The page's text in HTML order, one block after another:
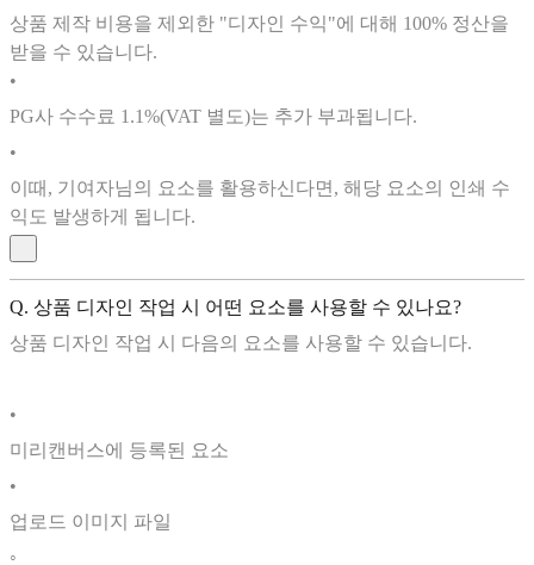
상품 제작 비용을 제외한 "디자인 수익"에 대해 100% 정산을
받을 수 있습니다.
•
PG사 수수료 1.1%(VAT 별도)는 추가 부과됩니다.
•
이때, 기여자님의 요소를 활용하신다면, 해당 요소의 인쇄 수
익도 발생하게 됩니다.
Q. 상품 디자인 작업 시 어떤 요소를 사용할 수 있나요?
상품 디자인 작업 시 다음의 요소를 사용할 수 있습니다.
•
미리캔버스에 등록된 요소
•
업로드 이미지 파일
◦